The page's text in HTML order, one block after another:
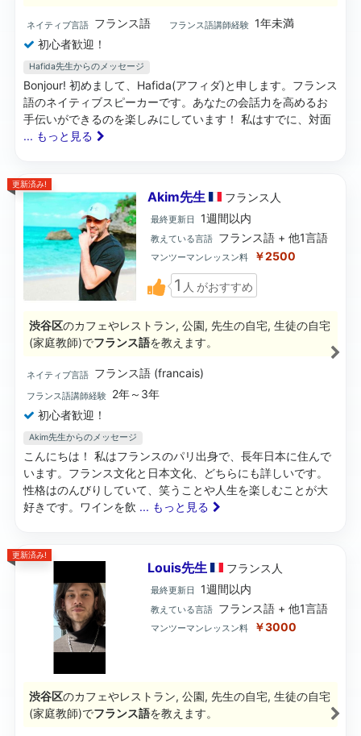
ネイティブ言語 フランス語 フランス語講師経験 1年未満
初心者歓迎！
Hafida先生からのメッセージ
Bonjour! 初めまして、Hafida(アフィダ)と申します。フランス
語のネイティブスピーカーです。あなたの会話力を高めるお
手伝いができるのを楽しみにしています！ 私はすでに、対面
... もっと見る
更新済み!
Akim先生 フランス 人
最終更新日 1週間以内
教えている言語 フランス語 + 他1言語
マンツーマンレッスン料 ￥2500
1 人 がおすすめ
渋谷区のカフェやレストラン, 公園, 先生の自宅, 生徒の自宅
(家庭教師)でフランス語を教えます。
ネイティブ言語 フランス語 (francais)
フランス語講師経験
2年～3年
初心者歓迎！
Akim先生からのメッセージ
こんにちは！ 私はフランスのパリ出身で、長年日本に住んで
います。フランス文化と日本文化、どちらにも詳しいです。
性格はのんびりしていて、笑うことや人生を楽しむことが大
好きです。ワインを飲 ... もっと見る
更新済み!
Louis先生 フランス 人
最終更新日 1週間以内
教えている言語 フランス語 + 他1言語
マンツーマンレッスン料 ￥3000
渋谷区のカフェやレストラン, 公園, 先生の自宅, 生徒の自宅
(家庭教師)でフランス語を教えます。